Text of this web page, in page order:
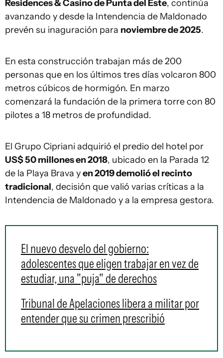
Residences & Casino de Punta del Este, continúa
avanzando y desde la Intendencia de Maldonado
prevén su inaguración para noviembre de 2025.
En esta construcción trabajan más de 200
personas que en los últimos tres días volcaron 800
metros cúbicos de hormigón. En marzo
comenzará la fundación de la primera torre con 80
pilotes a 18 metros de profundidad.
El Grupo Cipriani adquirió el predio del hotel por
US$ 50 millones en 2018, ubicado en la Parada 12
de la Playa Brava yen 2019 demolió el recinto
tradicional, decisión que valió varias críticas a la
Intendencia de Maldonado y a la empresa gestora.
El nuevo desvelo del gobierno:
adolescentes que eligen trabajar en vez de
estudiar, una "puja" de derechos
Tribunal de Apelaciones libera a militar por
entender que su crimen prescribió